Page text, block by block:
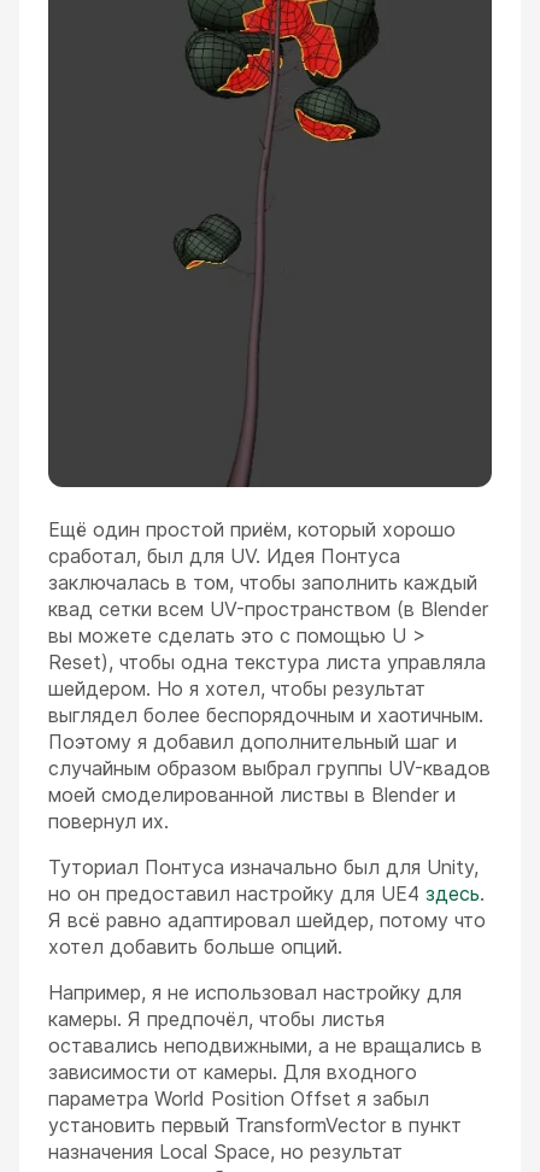
Ещё один простой приём, который хорошо
сработал, был для UV. Идея Понтуса
заключалась в том, чтобы заполнить каждый
квад сетки всем UV-пространством (в Blender
вы можете сделать это с помощью U >
Reset), чтобы одна текстура листа управляла
шейдером. Но я хотел, чтобы результат
выглядел более беспорядочным и хаотичным.
Поэтому я добавил дополнительный шаг и
случайным образом выбрал группы UV-квадов
моей смоделированной листвы в Blender и
повернул их.
Туториал Понтуса изначально был для Unity,
но он предоставил настройку для UE4 здесь.
Я всё равно адаптировал шейдер, потому что
хотел добавить больше опций.
Например, я не использовал настройку для
камеры. Я предпочёл, чтобы листья
оставались неподвижными, а не вращались в
зависимости от камеры. Для входного
параметра World Position Offset я забыл
установить первый TransformVector в пункт
назначения Local Space, но результат